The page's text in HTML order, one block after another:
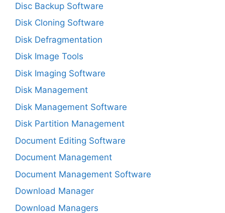
Disc Backup Software
Disk Cloning Software
Disk Defragmentation
Disk Image Tools
Disk Imaging Software
Disk Management
Disk Management Software
Disk Partition Management
Document Editing Software
Document Management
Document Management Software
Download Manager
Download Managers